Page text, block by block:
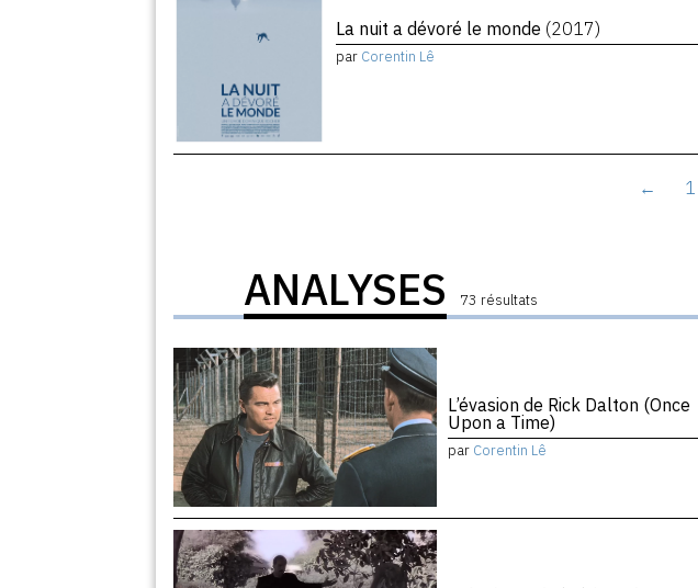
La nuit a dévoré le monde (2017)
par Corentin Lê
← 1
ANALYSES 73 résultats
L’évasion de Rick Dalton (Once
Upon a Time)
par Corentin Lê